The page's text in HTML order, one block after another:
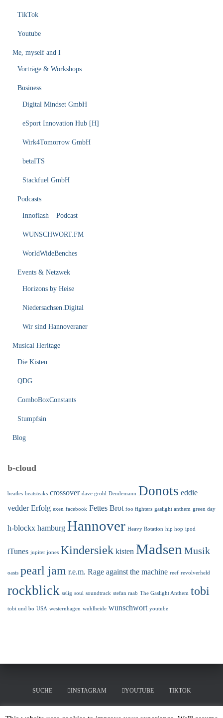
TikTok
Youtube
Me, myself and I
Vorträge & Workshops
Business
Digital Mindset GmbH
eSport Innovation Hub [H]
Wirk4Tomorrow GmbH
betaITS
Stackfuel GmbH
Podcasts
Innoflash – Podcast
WUNSCHWORT.FM
WorldWideBenches
Events & Netzwek
Horizons by Heise
Niedersachsen.Digital
Wir sind Hannoveraner
Musical Heritage
Die Kisten
QDG
ComboBoxConstants
Stumpfsin
Blog
b-cloud
beatles beatsteaks crossover dave grohl Dendemann Donots eddie
vedder Erfolg exen facebook Fettes Brot foo fighters gaslight anthem green day
h-blockx hamburg Hannover Heavy Rotation hip hop ipod
iTunes jupiter jones Kindersiek kisten Madsen Musik
oasis pearl jam r.e.m. Rage against the machine reef revolverheld
rockblick selig soul soundtrack stefan raab The Gaslight Anthem tobi
tobi und bo USA westernhagen wuhlheide wunschwort youtube
SUCHE INSTAGRAM YOUTUBE TIKTOK
LINKEDIN MERCHANDISING